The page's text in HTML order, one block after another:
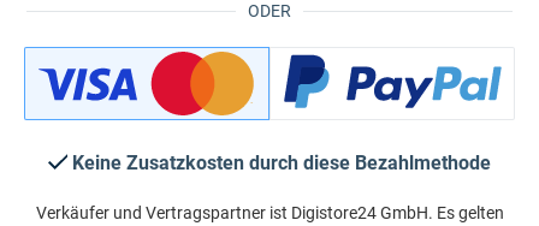
ODER
Keine Zusatzkosten durch diese Bezahlmethode
Verkäufer und Vertragspartner ist Digistore24 GmbH. Es gelten